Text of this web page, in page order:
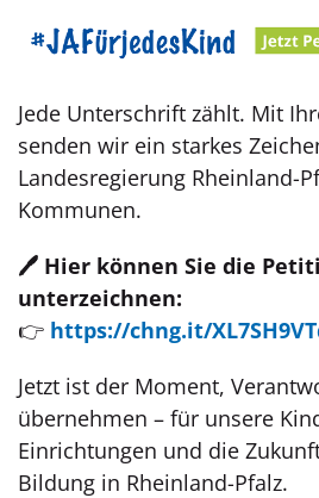
Jede Unterschrift zählt. Mit
senden wir ein starkes
Landesregierung Rheinland-
Kommunen.
🖊️ Hier können Sie die
unterzeichnen:
👉 https://chng.it/
Jetzt ist der Moment,
übernehmen – für unsere
Einrichtungen und die
Bildung in Rheinland-Pfalz.